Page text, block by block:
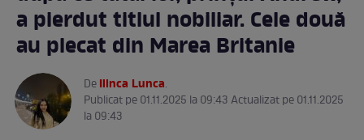
a pierdut titlul nobiliar. Cele două
au plecat din Marea Britanie
DeIlinca Lunca.
Publicat pe 01.11.2025 la 09:43 Actualizat pe 01.11.2025
la 09:43